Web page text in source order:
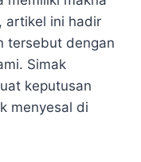
artikel ini hadir
tersebut dengan
Simak
keputusan
menyesal di